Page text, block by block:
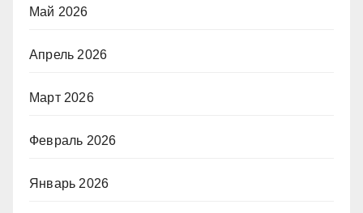
Май 2026
Апрель 2026
Март 2026
Февраль 2026
Январь 2026